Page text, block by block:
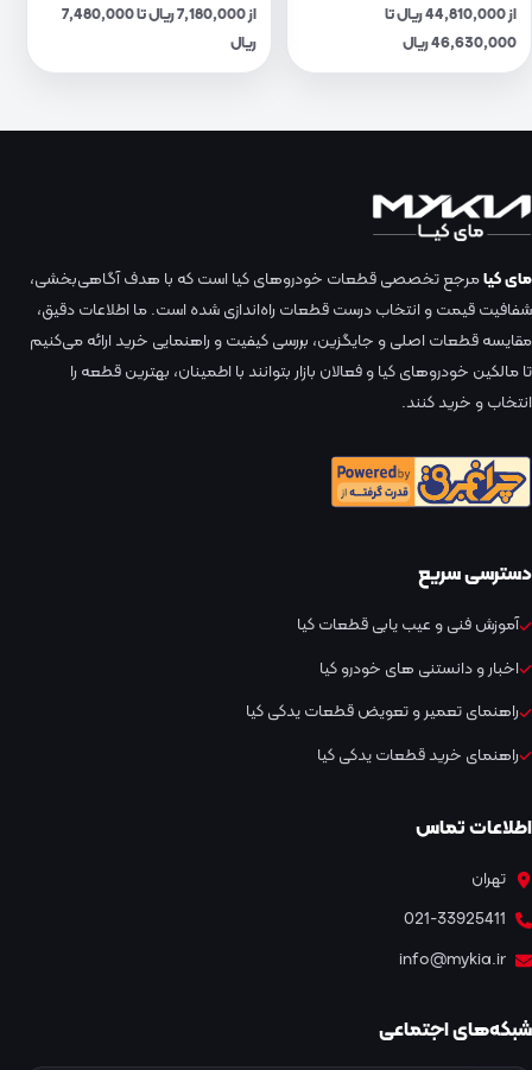
از 44,810,000 ریال تا
46,630,000 ریال
از 7,180,000 ریال تا 7,480,000
ریال
مای کیامرجع تخصصی قطعات خودروهای کیا است که با هدف آگاهی‌بخشی،
شفافیت قیمت و انتخاب درست قطعات راه‌اندازی شده است. ما اطلاعات دقیق،
مقایسه قطعات اصلی و جایگزین، بررسی کیفیت و راهنمایی خرید ارائه می‌کنیم
تا مالکین خودروهای کیا و فعالان بازار بتوانند با اطمینان، بهترین قطعه را
انتخاب و خرید کنند.
دسترسی سریع
آموزش فنی و عیب یابی قطعات کیا
اخبار و دانستنی های خودرو کیا
راهنمای تعمیر و تعویض قطعات یدکی کیا
راهنمای خرید قطعات یدکی کیا
اطلاعات تماس
تهران
021-33925411
info@mykia.ir
شبکه‌های اجتماعی